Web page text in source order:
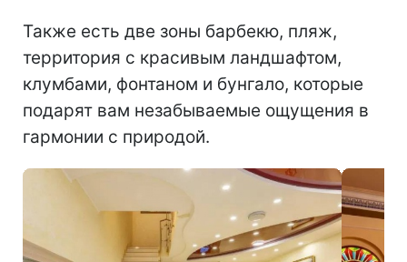
Также есть две зоны барбекю, пляж,
территория с красивым ландшафтом,
клумбами, фонтаном и бунгало, которые
подарят вам незабываемые ощущения в
гармонии с природой.